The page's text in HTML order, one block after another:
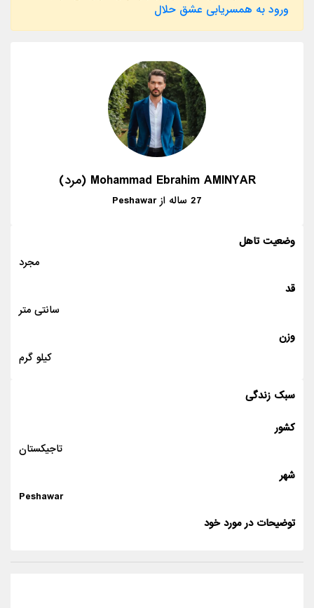
ورود به همسریابی عشق حلال
Mohammad Ebrahim AMINYAR (مرد)
27 ساله از Peshawar
وضعیت تاهل
مجرد
قد
سانتی متر
وزن
کیلو گرم
سبک زندگی
کشور
تاجیکستان
شهر
Peshawar
توضیحات در مورد خود